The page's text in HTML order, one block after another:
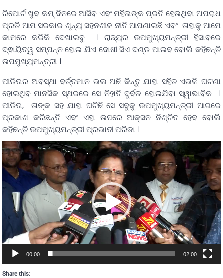
ରିପୋର୍ଟ ଖୁବ କମ୍ ଦିନରେ ଆସିବ ଏବଂ ମହିଳାଙ୍କ ପ୍ରତି ହେଉଥିବା ଅପରାଧ
ପ୍ରତି ଆମ ସରକାର ଶୂନ୍ୟ ସହନଶୀଳ ନୀତି ଆପଣାଇଛି ଏବଂ ତାହାକୁ ଆମେ
କାମରେ କରିକି ଦେଖାଇବୁ । ରାଜ୍ୟର ଉପମୁଖ୍ୟମନ୍ତ୍ରୀ ହିସାବରେ
ଦ୍ଵାୟିତ୍ୱ ସମ୍ପନ୍ନ ହୋଇ ଯିଏ ଦୋଷୀ ସିଏ ଦଣ୍ଡ ପାଇବ ବୋଲି କହିଛନ୍ତି
ଉପମୁଖ୍ୟମନ୍ତ୍ରୀ ।
ପୀଡିତାର ଅବସ୍ଥା ବର୍ତ୍ତମାନ ଭଲ ଅଛି କିନ୍ତୁ ଯାହା ସହିତ ଏଭଳି ଘଟଣା
ହୋଇଥିବ ମାନସିକ ସ୍ଥରରେ ସେ ନିହାତି ଦୁର୍ବଳ ହୋଇଯିବା ସ୍ୱାଭାବିକ ।
ପୀଡିତା, ତାଙ୍କ ସହ ଯାହା ଘଟିଛି ସେ ସବୁକୁ ଉପମୁଖ୍ୟମନ୍ତ୍ରୀ ଆଗରେ
ପ୍ରକାଶ କରିଛନ୍ତି ଏବଂ ଏହା ଉପରେ ଆକ୍ସନ ନିଶ୍ଚିତ ହେବ ବୋଲି
କହିଛନ୍ତି ଉପମୁଖ୍ୟମନ୍ତ୍ରୀ ପ୍ରଭାତୀ ପରିଡା ।
Video
Player
00:00 02:00
Share this: